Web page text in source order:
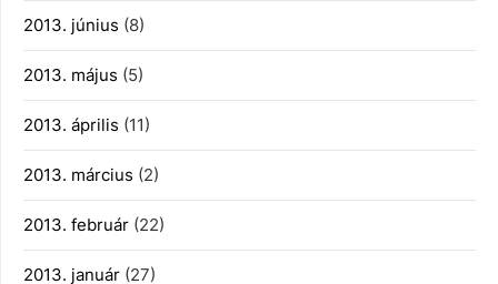
2013. június (8)
2013. május (5)
2013. április (11)
2013. március (2)
2013. február (22)
2013. január (27)